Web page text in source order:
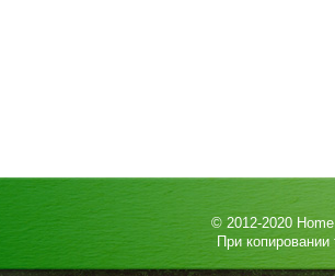
© 2012-2020
При